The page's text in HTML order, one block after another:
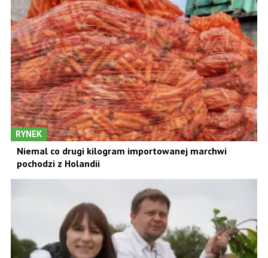
RYNEK
Niemal co drugi kilogram importowanej marchwi
pochodzi z Holandii